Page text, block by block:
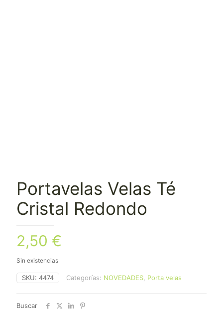
Portavelas Velas Té
Cristal Redondo
2,50 €
Sin existencias
SKU: 4474 Categorías: NOVEDADES Porta velas
Buscar